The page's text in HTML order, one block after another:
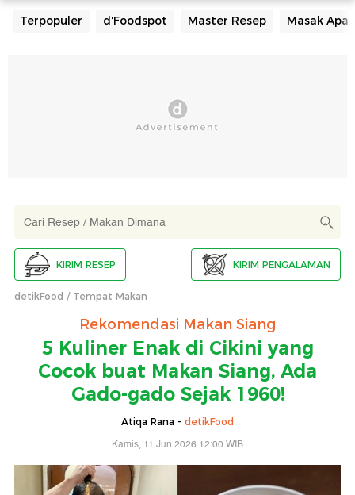
Terpopuler d'Foodspot Master Resep Masak Apa
KIRIM RESEP KIRIM PENGALAMAN
detikFood Tempat Makan
Rekomendasi Makan Siang
5 Kuliner Enak di Cikini yang
Cocok buat Makan Siang, Ada
Gado-gado Sejak 1960!
Atiqa Rana - detikFood
Kamis, 11 Jun 2026 12:00 WIB